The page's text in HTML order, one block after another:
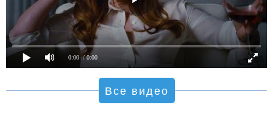
0:00 / 0:00
Все видео